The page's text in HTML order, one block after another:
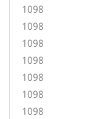
1098
1098
1098
1098
1098
1098
1098